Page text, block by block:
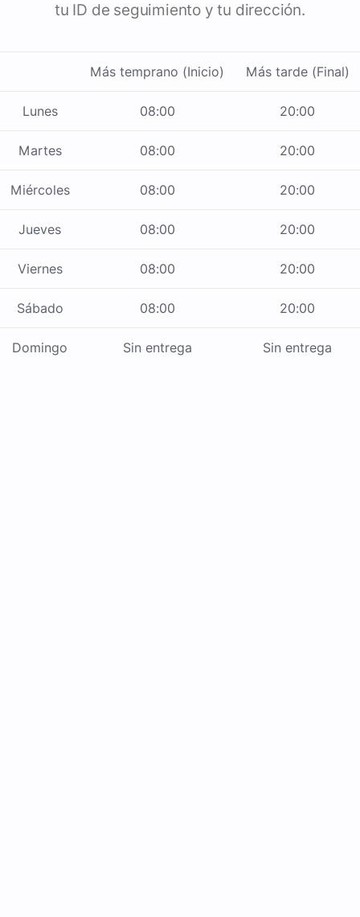
tu ID de seguimiento y tu dirección.
Más temprano (Inicio) Más tarde (Final)
Lunes 08:00 20:00
Martes 08:00 20:00
Miércoles 08:00 20:00
Jueves 08:00 20:00
Viernes 08:00 20:00
Sábado 08:00 20:00
Domingo Sin entrega Sin entrega